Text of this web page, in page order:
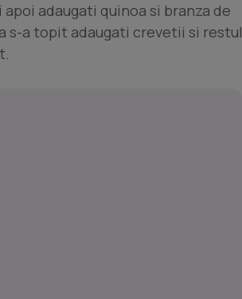
adaugati quinoa si branza de
s-a topit adaugati crevetii si restul